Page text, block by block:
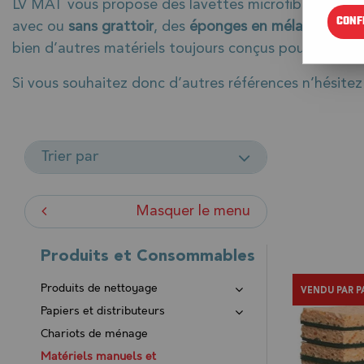
LV MAT vous propose des lavettes microfibres (
avec ou sans grattoir, des éponges en mélamines
bien d’autres matériels toujours conçus pour vous
Si vous souhaitez donc d’autres références
Trier par
Masquer le menu
Produits et Consommables
Produits de nettoyage
Papiers et distributeurs
Chariots de ménage
Matériels manuels et
VENDU PAR